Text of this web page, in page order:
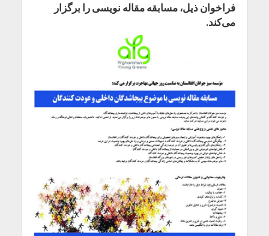
فراخوان ذیل، مسابقه مقاله نویسی را برگزار
می‌کند.